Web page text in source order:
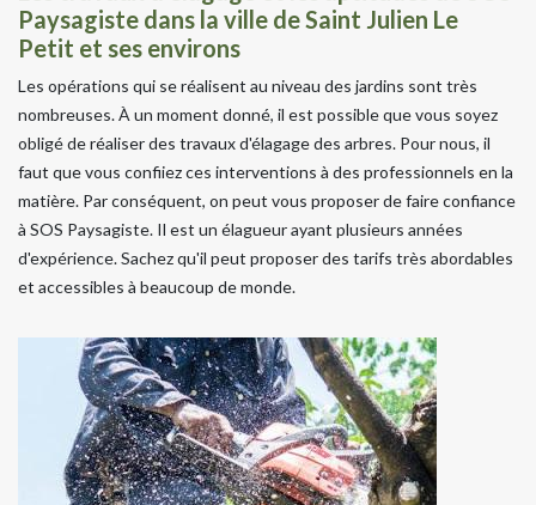
Paysagiste dans la ville de Saint Julien Le
Petit et ses environs
Les opérations qui se réalisent au niveau des jardins sont très
nombreuses. À un moment donné, il est possible que vous soyez
obligé de réaliser des travaux d'élagage des arbres. Pour nous, il
faut que vous confiiez ces interventions à des professionnels en la
matière. Par conséquent, on peut vous proposer de faire confiance
à SOS Paysagiste. Il est un élagueur ayant plusieurs années
d'expérience. Sachez qu'il peut proposer des tarifs très abordables
et accessibles à beaucoup de monde.